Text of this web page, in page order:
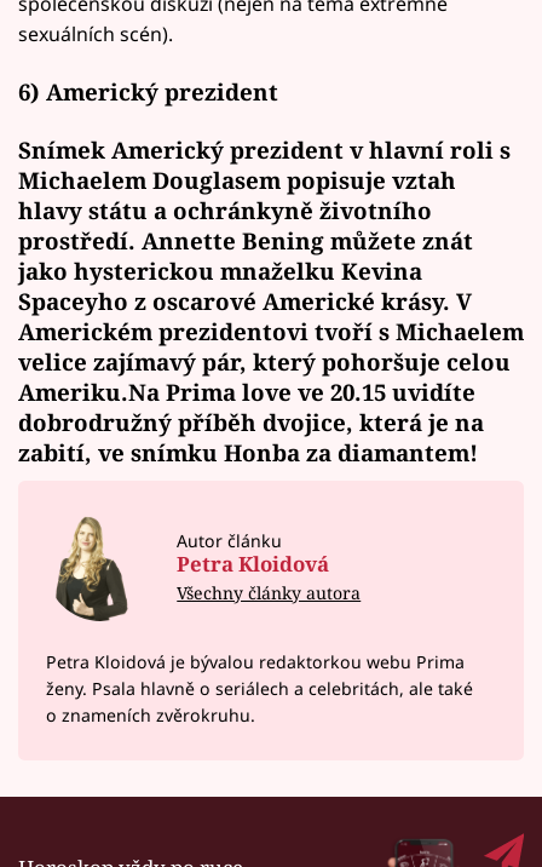
sexuálních scén).
6) Americký prezident
Snímek Americký prezident v hlavní roli s
Michaelem Douglasem popisuje vztah
hlavy státu a ochránkyně životního
prostředí. Annette Bening můžete znát
jako hysterickou mnaželku Kevina
Spaceyho z oscarové Americké krásy. V
Americkém prezidentovi tvoří s Michaelem
velice zajímavý pár, který pohoršuje celou
Ameriku.Na Prima love ve 20.15 uvidíte
dobrodružný příběh dvojice, která je na
zabití, ve snímku Honba za diamantem!
Autor článku
Petra Kloidová
Všechny články autora
Petra Kloidová je bývalou redaktorkou webu Prima
ženy. Psala hlavně o seriálech a celebritách, ale také
o znameních zvěrokruhu.